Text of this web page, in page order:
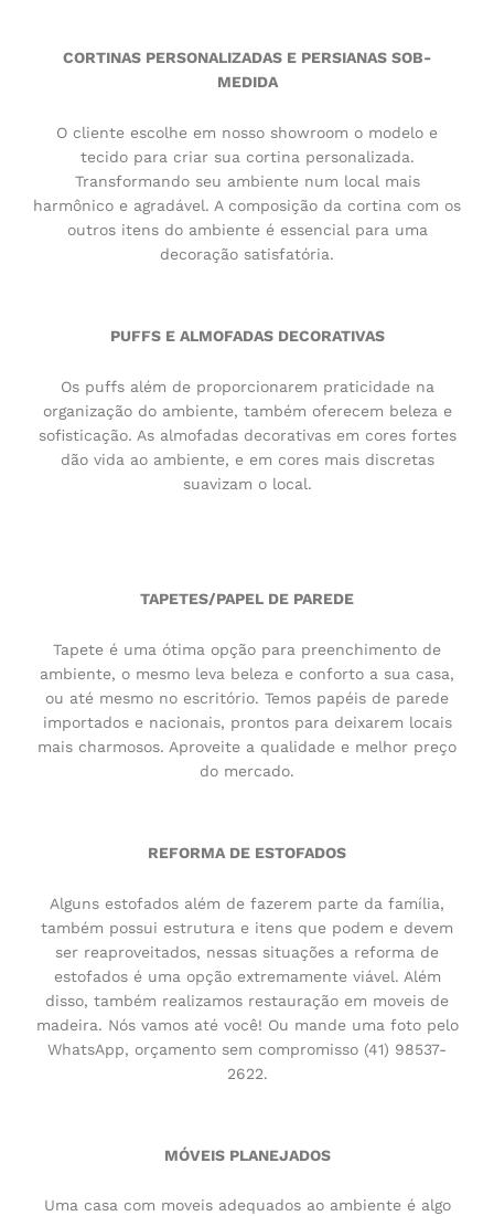
CORTINAS PERSONALIZADAS E PERSIANAS SOB-
MEDIDA
O cliente escolhe em nosso showroom o modelo e
tecido para criar sua cortina personalizada.
Transformando seu ambiente num local mais
harmônico e agradável. A composição da cortina com os
outros itens do ambiente é essencial para uma
decoração satisfatória.
PUFFS E ALMOFADAS DECORATIVAS
Os puffs além de proporcionarem praticidade na
organização do ambiente, também oferecem beleza e
sofisticação. As almofadas decorativas em cores fortes
dão vida ao ambiente, e em cores mais discretas
suavizam o local.
TAPETES/PAPEL DE PAREDE
Tapete é uma ótima opção para preenchimento de
ambiente, o mesmo leva beleza e conforto a sua casa,
ou até mesmo no escritório. Temos papéis de parede
importados e nacionais, prontos para deixarem locais
mais charmosos. Aproveite a qualidade e melhor preço
do mercado.
REFORMA DE ESTOFADOS
Alguns estofados além de fazerem parte da família,
também possui estrutura e itens que podem e devem
ser reaproveitados, nessas situações a reforma de
estofados é uma opção extremamente viável. Além
disso, também realizamos restauração em moveis de
madeira. Nós vamos até você! Ou mande uma foto pelo
WhatsApp, orçamento sem compromisso (41) 98537-
2622.
MÓVEIS PLANEJADOS
Uma casa com moveis adequados ao ambiente é algo